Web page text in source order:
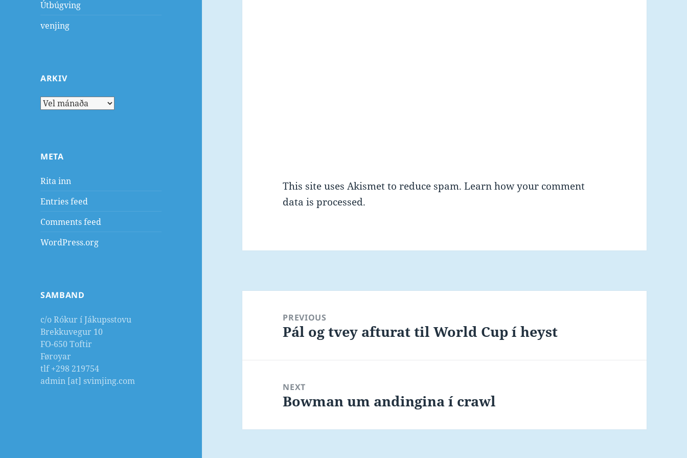
Útbúgving
venjing
ARKIV
Arkiv
META
Rita inn
Entries feed
Comments feed
WordPress.org
SAMBAND
c/o Rókur í Jákupsstovu
Brekkuvegur 10
FO-650 Toftir
Føroyar
tlf +298 219754
admin [at] svimjing.com
This site uses Akismet to reduce spam.Learn how your comment
data is processed.
navigationPREVIOUS
Previous
Pál og tvey afturat til World Cup í heyst
NEXT
Next
Bowman um andingina í crawl